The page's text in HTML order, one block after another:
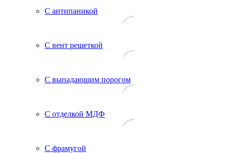
С антипаникой
С вент решеткой
С выпадающим порогом
С отделкой МДФ
С фрамугой